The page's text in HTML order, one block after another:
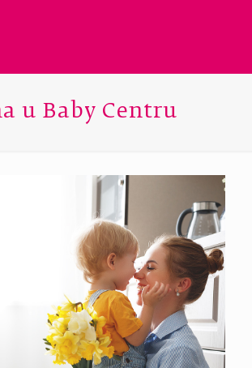
u Baby Centru